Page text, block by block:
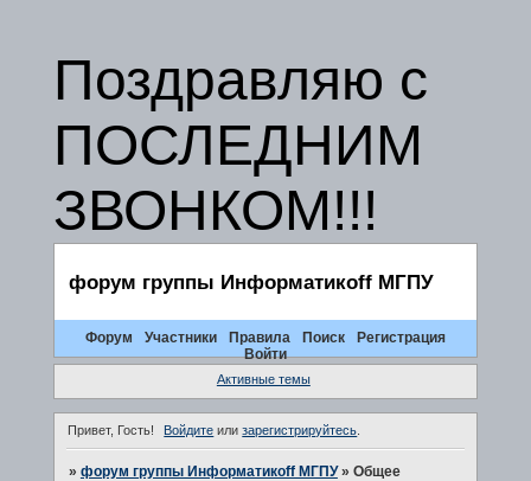
Поздравляю с
ПОСЛЕДНИМ
ЗВОНКОМ!!!
форум группы Информатикоff МГПУ
Форум Участники Правила Поиск
Регистрация
Войти
Активные темы
Привет, Гость! Войдите илизарегистрируйтесь.
» форум группы Информатикоff МГПУ » Общее